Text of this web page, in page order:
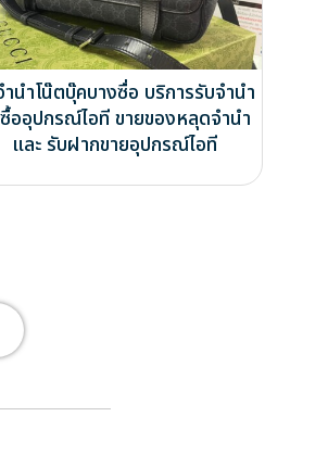
นำโน๊ตบุ๊คบางซื่อ บริการรับจำนำ
ออุปกรณ์ไอที ขายของหลุดจำนำ
และ รับฝากขายอุปกรณ์ไอที